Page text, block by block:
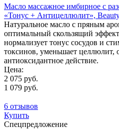
Масло массажное имбирное с
«Тонус + Антицеллюлит»,
Натуральное масло с пряным
оптимальный скользящий
нормализует тонус сосудов и
токсинов, уменьшает целлюлит,
антиоксидантное действие.
Цена:
2 075 руб.
1 079 руб.
6 отзывов
Купить
Спецпредложение